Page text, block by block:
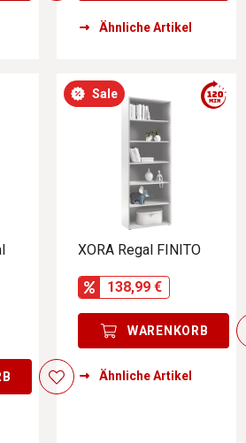
Ähnliche Artikel
Sale
XORA Regal FINITO
138,99 €
WARENKORB
Ähnliche Artikel